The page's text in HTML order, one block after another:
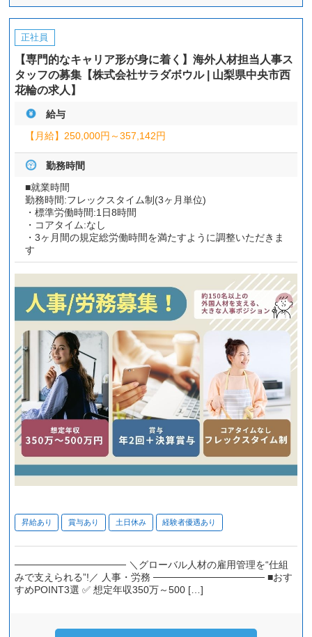
正社員
【専門的なキャリア形が身に着く】海外人材担当人事ス
タッフの募集【株式会社サラダボウル | 山梨県中央市西
花輪の求人】
給与
【月給】250,000円～357,142円
勤務時間
■就業時間
勤務時間:フレックスタイム制(3ヶ月単位)
・標準労働時間:1日8時間
・コアタイム:なし
・3ヶ月間の規定総労働時間を満たすように調整いただきま
す
昇給あり 賞与あり 土日休み 経験者優遇あり
──────────────── ＼グローバル人材の雇用管理を“仕組
みで支えられる”!／ 人事・労務 ──────────────── ■おす
すめPOINT3選 ✅️ 想定年収350万～500 […]